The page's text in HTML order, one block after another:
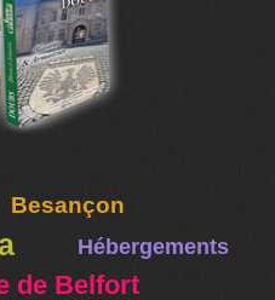
Besançon
Hébergements
de Belfort